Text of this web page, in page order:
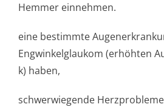
Hemmer einnehmen.
eine bestimmte
Engwinkelglaukom (erhöhten
k) haben,
schwerwiegende